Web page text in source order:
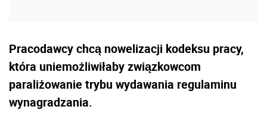
Pracodawcy chcą nowelizacji kodeksu pracy,
która uniemożliwiłaby związkowcom
paraliżowanie trybu wydawania regulaminu
wynagradzania.